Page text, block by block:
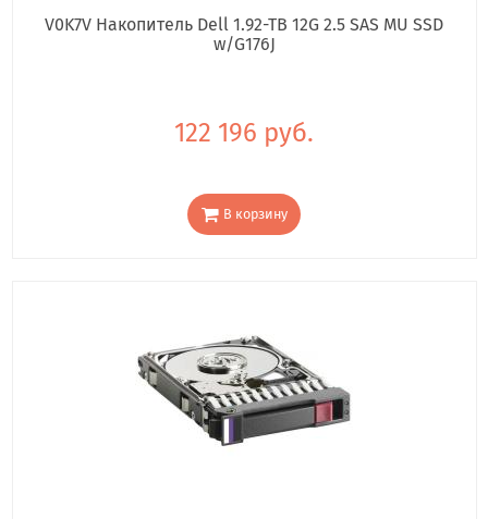
V0K7V Накопитель Dell 1.92-TB 12G 2.5 SAS MU SSD
w/G176J
122 196 руб.
В корзину